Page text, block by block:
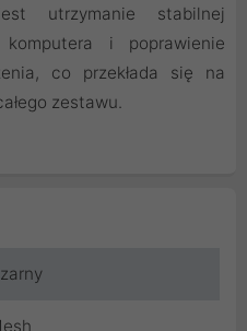
utrzymanie stabilnej
i poprawienie
co przekłada się na
zestawu.